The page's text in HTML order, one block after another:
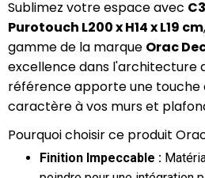
Sublimez votre espace avec
Purotouch L200 x H14 x L19 cm
gamme de la marque Orac
excellence dans l'architecture
référence apporte une touche
caractère à vos murs et
Pourquoi choisir ce produit
Finition Impeccable :